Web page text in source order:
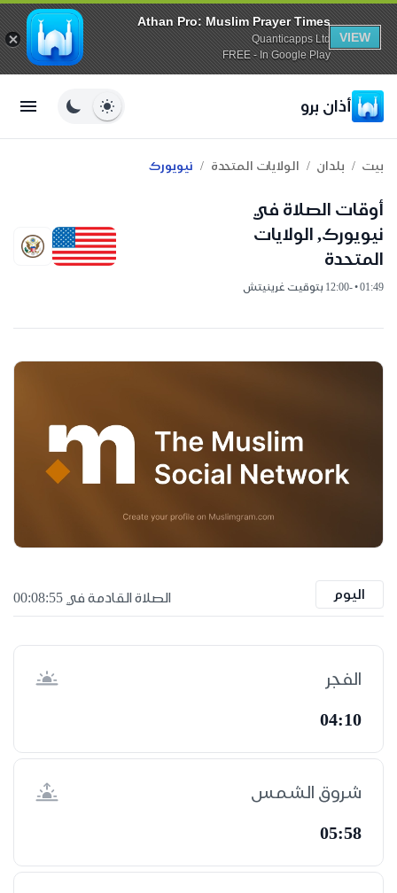
Athan Pro: Muslim Prayer Times
Quanticapps Ltd
FREE - In Google Play
VIEW
أذان برو
بيت / بلدان / الولايات المتحدة / نيويورك
أوقات الصلاة في
نيويورك, الولايات
المتحدة
01:49 • -12:00 بتوقيت غرينيتش
اليوم الصلاة القادمة في 00:08:55
الفجر
04:10
شروق الشمس
05:58